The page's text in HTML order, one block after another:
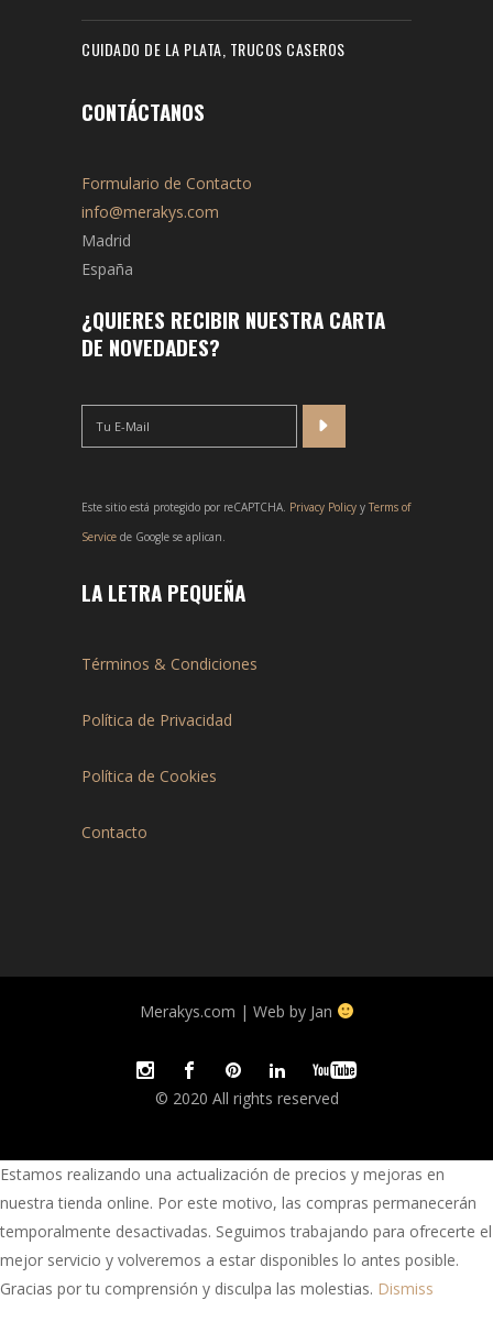
CUIDADO DE LA PLATA, TRUCOS CASEROS
CONTÁCTANOS
Formulario de Contacto
info@merakys.com
Madrid
España
¿QUIERES RECIBIR NUESTRA CARTA
DE NOVEDADES?
Este sitio está protegido por reCAPTCHA. Privacy Policy y Terms of
Service de Google se aplican.
LA LETRA PEQUEÑA
Términos & Condiciones
Política de Privacidad
Política de Cookies
Contacto
Merakys.com | Web by Jan
© 2020 All rights reserved
Estamos realizando una actualización de precios y mejoras en
nuestra tienda online. Por este motivo, las compras permanecerán
temporalmente desactivadas. Seguimos trabajando para ofrecerte el
mejor servicio y volveremos a estar disponibles lo antes posible.
Gracias por tu comprensión y disculpa las molestias. Dismiss